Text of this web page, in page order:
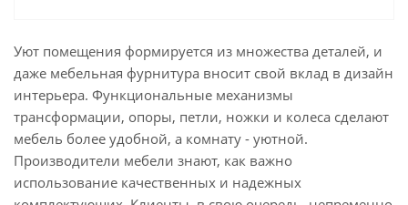
Уют помещения формируется из множества деталей, и
даже мебельная фурнитура вносит свой вклад в дизайн
интерьера. Функциональные механизмы
трансформации, опоры, петли, ножки и колеса сделают
мебель более удобной, а комнату - уютной.
Производители мебели знают, как важно
использование качественных и надежных